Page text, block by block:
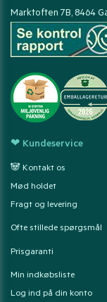
Marktoften 7B, 8464
❤ Kundeservice
🐼 Kontakt os
Mød holdet
Fragt og levering
Ofte stillede spørgsmål
Prisgaranti
Min indkøbsliste
Log ind på din konto